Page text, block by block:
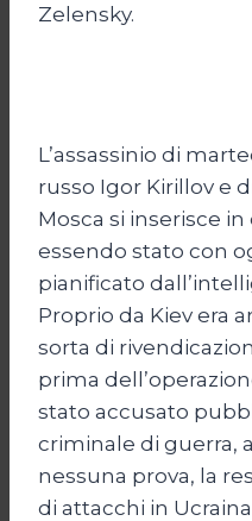
Zelensky.
L’assassinio di
russo Igor Kirillov e
Mosca si inserisce
essendo stato con
pianificato
Proprio da Kiev era
sorta di
prima
stato accusato
criminale di guerra,
nessuna prova, la
di attacchi in